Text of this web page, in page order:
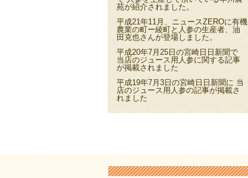
苑が紹介されました。
平成21年11月、ニュースZEROに有機
農業の町ー綾町と人参の生産者、油
田克也さんが登場しました。
平成20年7月25日の宮崎日日新聞で
当店のジュース用人参に関する記事
が掲載されました
平成19年7月3日の宮崎日日新聞に 当
店のジュース用人参の記事が掲載さ
れました